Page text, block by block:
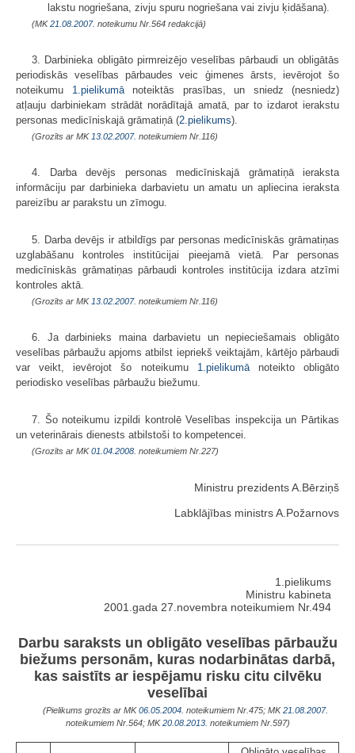
lakstu nogriešana, zivju spuru nogriešana vai zivju ķidāšana).
(MK21.08.2007. noteikumu Nr.564 redakcijā)
3. Darbinieka obligāto pirmreizējo veselības pārbaudi un obligātās
periodiskās veselības pārbaudes veic ģimenes ārsts, ievērojot šo
noteikumu 1.pielikumānoteiktās prasības, un sniedz (nesniedz)
atļauju darbiniekam strādāt norādītajā amatā, par to izdarot ierakstu
personas medicīniskajā grāmatiņā (2.pielikums).
(Grozīts ar MK 13.02.2007. noteikumiem Nr.116)
4. Darba devējs personas medicīniskajā grāmatiņā ieraksta
informāciju par darbinieka darbavietu un amatu un apliecina ieraksta
pareizību ar parakstu un zīmogu.
5. Darba devējs ir atbildīgs par personas medicīniskās grāmatiņas
uzglabāšanu kontroles institūcijai pieejamā vietā. Par personas
medicīniskās grāmatiņas pārbaudi kontroles institūcija izdara atzīmi
kontroles aktā.
(Grozīts ar MK 13.02.2007. noteikumiem Nr.116)
6. Ja darbinieks maina darbavietu un nepieciešamais obligāto
veselības pārbaužu apjoms atbilst iepriekš veiktajām, kārtējo pārbaudi
var veikt, ievērojot šo noteikumu 1.pielikumānoteikto obligāto
periodisko veselības pārbaužu biežumu.
7. Šo noteikumu izpildi kontrolē Veselības inspekcija un Pārtikas
un veterinārais dienests atbilstoši to kompetencei.
(Grozīts ar MK01.04.2008. noteikumiem Nr.227)
Ministru prezidents A.Bērziņš
Labklājības ministrs A.Požarnovs
1.pielikums
Ministru kabineta
2001.gada 27.novembra noteikumiem Nr.494
Darbu saraksts un obligāto veselības pārbaužu
biežums personām, kuras nodarbinātas darbā,
kas saistīts ar iespējamu risku citu cilvēku
veselībai
(Pielikums grozīts ar MK06.05.2004. noteikumiem Nr.475; MK21.08.2007.
noteikumiem Nr.564; MK20.08.2013. noteikumiem Nr.597)